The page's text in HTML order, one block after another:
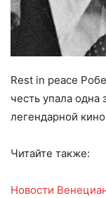
Rest in peace
честь упала одна
легендарной
Читайте также:
Новости